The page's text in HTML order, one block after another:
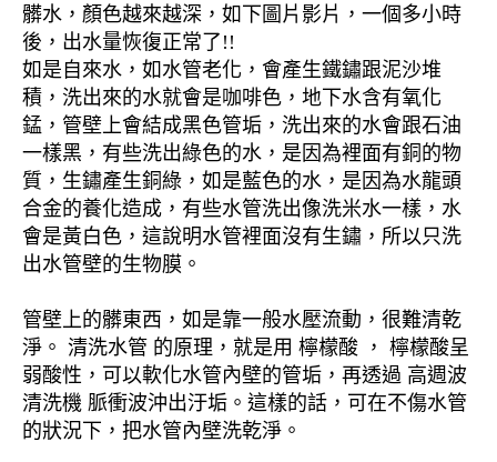
髒水，顏色越來越深，如下圖片影片，一個多小時
後，出水量恢復正常了!!
如是自來水，如水管老化，會產生鐵鏽跟泥沙堆
積，洗出來的水就會是咖啡色，地下水含有氧化
錳，管壁上會結成黑色管垢，洗出來的水會跟石油
一樣黑，有些洗出綠色的水，是因為裡面有銅的物
質，生鏽產生銅綠，如是藍色的水，是因為水龍頭
合金的養化造成，有些水管洗出像洗米水一樣，水
會是黃白色，這說明水管裡面沒有生鏽，所以只洗
出水管壁的生物膜。
管壁上的髒東西，如是靠一般水壓流動，很難清乾
淨。 清洗水管 的原理，就是用 檸檬酸 ， 檸檬酸呈
弱酸性，可以軟化水管內壁的管垢，再透過 高週波
清洗機 脈衝波沖出汙垢。這樣的話，可在不傷水管
的狀況下，把水管內壁洗乾淨。